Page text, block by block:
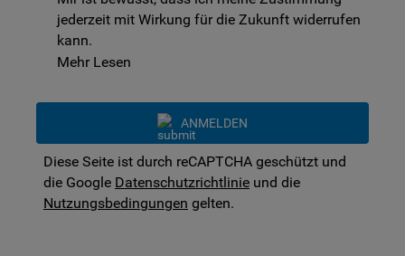
jederzeit mit Wirkung für die Zukunft widerrufen
kann.
Mehr Lesen
ANMELDEN
Diese Seite ist durch reCAPTCHA geschützt und
die Google Datenschutzrichtlinie und die
Nutzungsbedingungen gelten.